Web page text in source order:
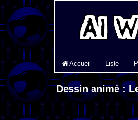
Accueil Liste
Dessin animé :